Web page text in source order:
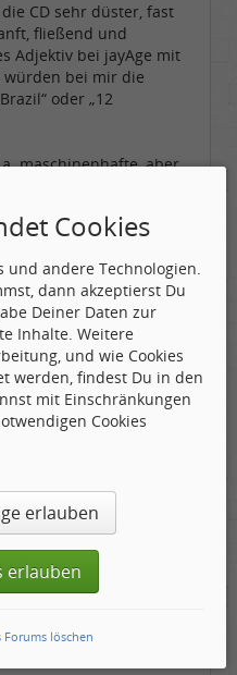
CD sehr düster, fast
fließend und
Adjektiv bei jayAge mit
würden bei mir die
oder „12
maschinenhafte, aber
und
übrigens passend
Im ersten Text wird
warum, bleibt das
Suite abschließende
auch einmal
wie die Talking
der Aufsicht von
es eine kurze
typischen
er sphärisch-schräg
/ „weisbrod due“
mit „Uwe trias“ klingen
sanft, aber von der
Cookies
und andere Technologien.
dann akzeptierst Du
Deiner Daten zur
Inhalte. Weitere
und wie Cookies
werden, findest Du in den
mit Einschränkungen
Cookies
erlauben
erlauben
Forums löschen